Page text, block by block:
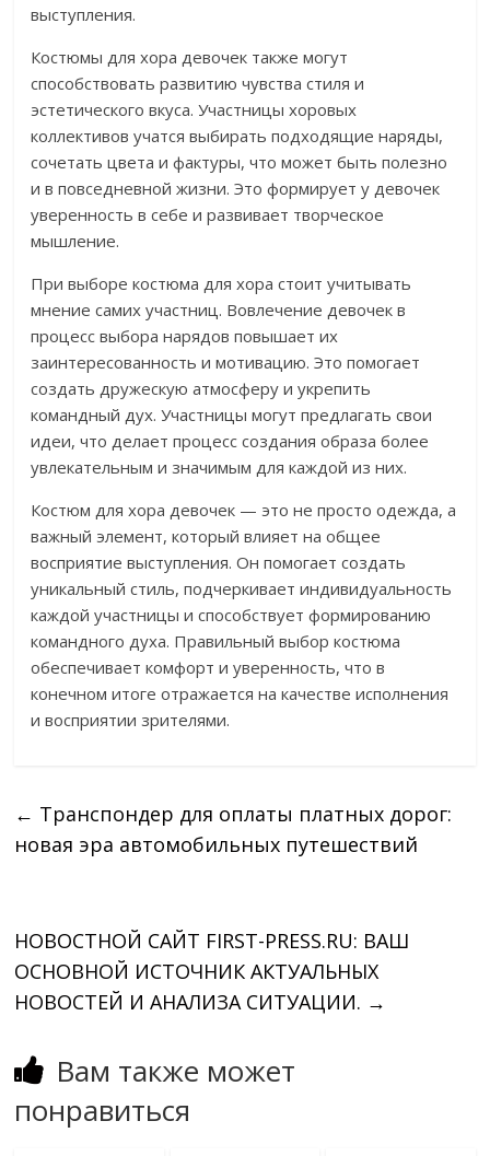
выступления.
Костюмы для хора девочек также могут
способствовать развитию чувства стиля и
эстетического вкуса. Участницы хоровых
коллективов учатся выбирать подходящие наряды,
сочетать цвета и фактуры, что может быть полезно
и в повседневной жизни. Это формирует у девочек
уверенность в себе и развивает творческое
мышление.
При выборе костюма для хора стоит учитывать
мнение самих участниц. Вовлечение девочек в
процесс выбора нарядов повышает их
заинтересованность и мотивацию. Это помогает
создать дружескую атмосферу и укрепить
командный дух. Участницы могут предлагать свои
идеи, что делает процесс создания образа более
увлекательным и значимым для каждой из них.
Костюм для хора девочек — это не просто одежда, а
важный элемент, который влияет на общее
восприятие выступления. Он помогает создать
уникальный стиль, подчеркивает индивидуальность
каждой участницы и способствует формированию
командного духа. Правильный выбор костюма
обеспечивает комфорт и уверенность, что в
конечном итоге отражается на качестве исполнения
и восприятии зрителями.
← Транспондер для оплаты платных дорог:
новая эра автомобильных путешествий
НОВОСТНОЙ САЙТ FIRST-PRESS.RU: ВАШ
ОСНОВНОЙ ИСТОЧНИК АКТУАЛЬНЫХ
НОВОСТЕЙ И АНАЛИЗА СИТУАЦИИ. →
Вам также может
понравиться